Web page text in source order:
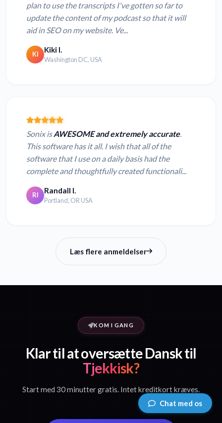
plan to use the transcripts I've gotten so far to
update the content of my podcast so that it will
aid in SEO on my website. Ve...
KI Kiki I.
Washington DC, USA
Sonix isAWESOME and extremely accurate.
This software has it all. I wish that all of the
software that I use on a daily basis had the
complete and thoughtfully created functionali...
RI Randall I.
Portland, OR USA
Læs flere anmeldelser
KOM I GANG
Klar til at oversætte Dansk til
Tjekkisk?
Start med 30 minutter gratis. Intet kreditkort kræves.
Chat med os